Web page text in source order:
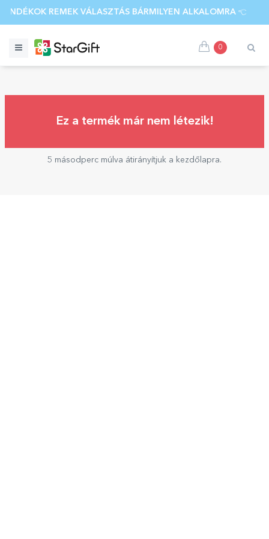
REMEK VÁLASZTÁS BÁRMILYEN ALKALOMRA 👈
0
Ez a termék már nem létezik!
5 másodperc múlva átirányítjuk a kezdőlapra.